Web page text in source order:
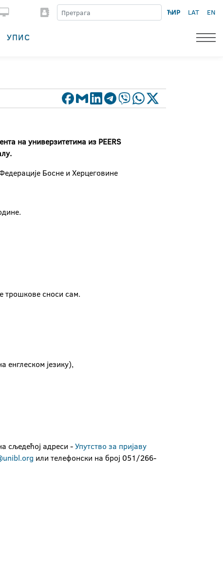
ЋИР LAT EN
УПИС
на универзитетима из PEERS
Босне и Херцеговине
трошкове сноси сам.
енглеском језику),
сљедећој адреси -Упутство за пријаву
или телефонски на број 051/266-